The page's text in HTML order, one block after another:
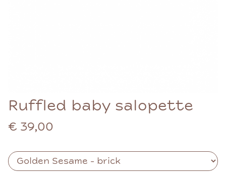
Ruffled baby salopette
€ 39,00